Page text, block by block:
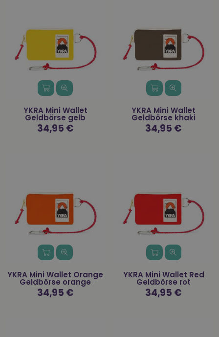
YKRA Mini Wallet
Geldbörse gelb
Normaler
Preis
34,95 €
YKRA Mini Wallet
Geldbörse khaki
Normaler
Preis
34,95 €
YKRA Mini Wallet Orange
Geldbörse orange
Normaler
Preis
34,95 €
YKRA Mini Wallet Red
Geldbörse rot
Normaler
Preis
34,95 €